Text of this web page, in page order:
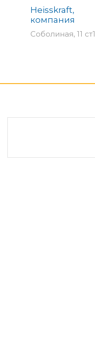
Heisskraft,
компания
Соболиная, 11 ст1